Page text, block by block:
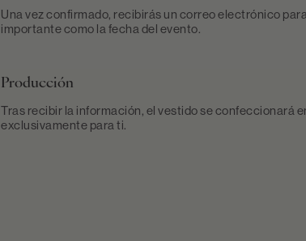
Una vez confirmado, recibirás un correo electrónico
importante como la fecha del evento.
Producción
Tras recibir la información, el vestido se confeccionará
exclusivamente para ti.